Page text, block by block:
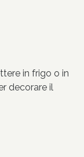
in frigo o in
decorare il